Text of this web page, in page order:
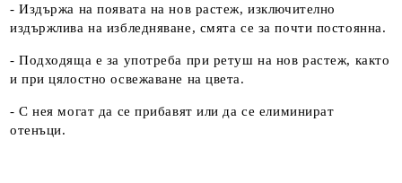
- Издържа на появата на нов растеж, изключително
издържлива на избледняване, смята се за почти постоянна.
- Подходяща е за употреба при ретуш на нов растеж, както
и при цялостно освежаване на цвета.
- С нея могат да се прибавят или да се елиминират
отенъци.